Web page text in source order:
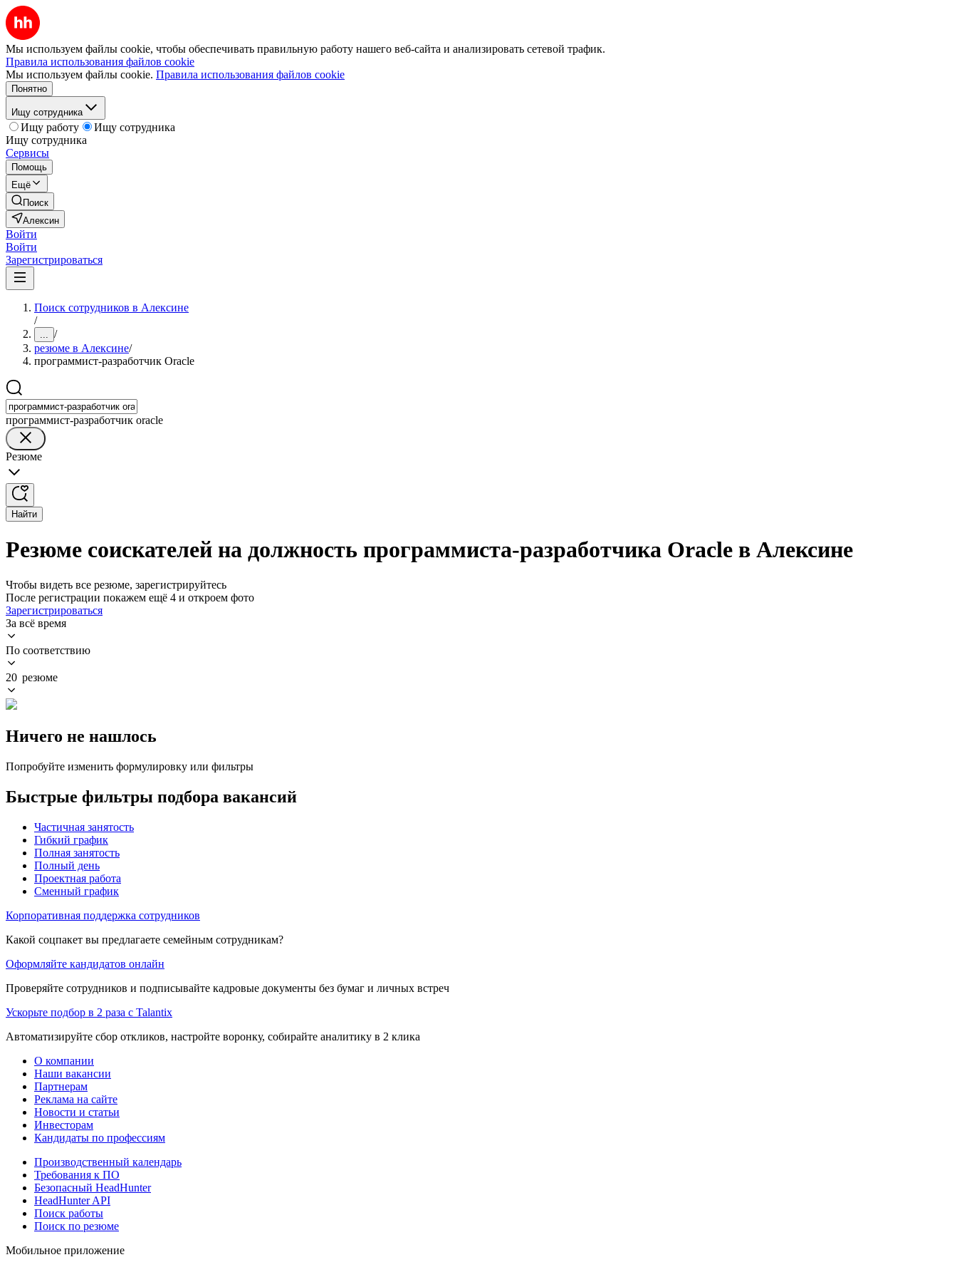
Мы используем файлы cookie, чтобы обеспечивать правильную работу нашего веб-сайта и анализировать сетевой трафик.
Правила использования файлов cookie
Мы используем файлы cookie. Правила использования файлов cookie
Понятно
Ищу сотрудника
Ищу работу
Ищу сотрудника
Ищу сотрудника
Сервисы
Помощь
Ещё
Поиск
Алексин
Войти
Войти
Зарегистрироваться
Поиск сотрудников в Алексине
/
... /
резюме в Алексине/
программист-разработчик Oracle
программист-разработчик oracle
Резюме
Найти
Резюме соискателей на должность программиста-разработчика Oracle в Алексине
Чтобы видеть все резюме, зарегистрируйтесь
После регистрации покажем ещё 4 и откроем фото
Зарегистрироваться
За всё время
По соответствию
20 резюме
Ничего не нашлось
Попробуйте изменить формулировку или фильтры
Быстрые фильтры подбора вакансий
Частичная занятость
Гибкий график
Полная занятость
Полный день
Проектная работа
Сменный график
Корпоративная поддержка сотрудников
Какой соцпакет вы предлагаете семейным сотрудникам?
Оформляйте кандидатов онлайн
Проверяйте сотрудников и подписывайте кадровые документы без бумаг и личных встреч
Ускорьте подбор в 2 раза с Talantix
Автоматизируйте сбор откликов, настройте воронку, собирайте аналитику в 2 клика
О компании
Наши вакансии
Партнерам
Реклама на сайте
Новости и статьи
Инвесторам
Кандидаты по профессиям
Производственный календарь
Требования к ПО
Безопасный HeadHunter
HeadHunter API
Поиск работы
Поиск по резюме
Мобильное приложение